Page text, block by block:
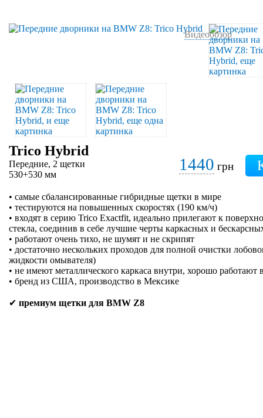
Видеообзор
Trico Hybrid
Передние, 2 щетки
530+530 мм
1440 грн
• cамые сбалансированные гибридные щетки в мире
• тестируются на повышенных скоростях (190 км/ч)
• входят в серию Trico Exactfit, идеально прилегают к
стекла, соединив в себе лучшие черты каркасных и
• работают очень тихо, не шумят и не скрипят
• достаточно нескольких проходов для полной очистки
жидкости омывателя)
• не имеют металлического каркаса внутри, хорошо работают
• бренд из США, производство в Мексике
✔ премиум щетки для BMW Z8